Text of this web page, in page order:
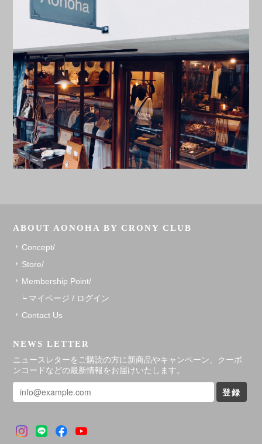
ABOUT AONOHA BY CRONY CLUB
Concept/
Store/
Membership Point/
マイページ / ログイン
Contact Us
NEWS LETTER
ニュースレターをご購読の方に新商品やキャンペーン、クーポ
ンコードなどの最新情報をお届けいたします。
登録